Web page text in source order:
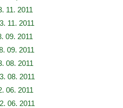
11. 2011
11. 2011
09. 2011
09. 2011
08. 2011
08. 2011
06. 2011
06. 2011